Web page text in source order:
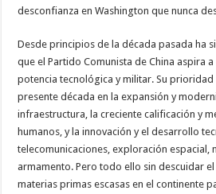
desconfianza en Washington que nunca
Desde principios de la década pasada ha
que el Partido Comunista de China aspira
potencia tecnológica y militar. Su prioridad
presente década en la expansión y
infraestructura, la creciente calificación y
humanos, y la innovación y el desarrollo
telecomunicaciones, exploración espacial,
armamento. Pero todo ello sin descuidar
materias primas escasas en el continente